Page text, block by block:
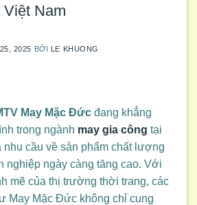
Nam
2025 BỞI LE KHUONG
May Mặc Đức đang khẳng
trong ngành may gia công tại
nhu cầu về sản phẩm chất lượng
nghiệp ngày càng tăng cao. Với
mẽ của thị trường thời trang, các
May Mặc Đức không chỉ cung